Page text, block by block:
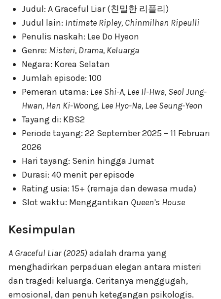
Judul: A Graceful Liar (친밀한 리플리)
Judul lain: Intimate Ripley, Chinmilhan Ripeulli
Penulis naskah: Lee Do Hyeon
Genre: Misteri, Drama, Keluarga
Negara: Korea Selatan
Jumlah episode: 100
Pemeran utama: Lee Shi-A, Lee Il-Hwa, Seol Jung-
Hwan, Han Ki-Woong, Lee Hyo-Na, Lee Seung-Yeon
Tayang di: KBS2
Periode tayang: 22 September 2025 – 11 Februari
2026
Hari tayang: Senin hingga Jumat
Durasi: 40 menit per episode
Rating usia: 15+ (remaja dan dewasa muda)
Slot waktu: Menggantikan Queen’s House
Kesimpulan
A Graceful Liar (2025) adalah drama yang
menghadirkan perpaduan elegan antara misteri
dan tragedi keluarga. Ceritanya menggugah,
emosional, dan penuh ketegangan psikologis.